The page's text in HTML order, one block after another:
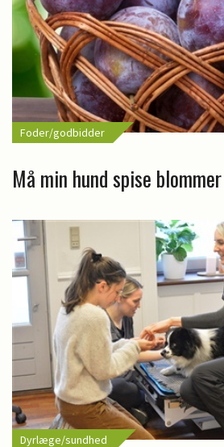
Foder/godbidder
Må min hund spise
Dyrlæge/sundhed